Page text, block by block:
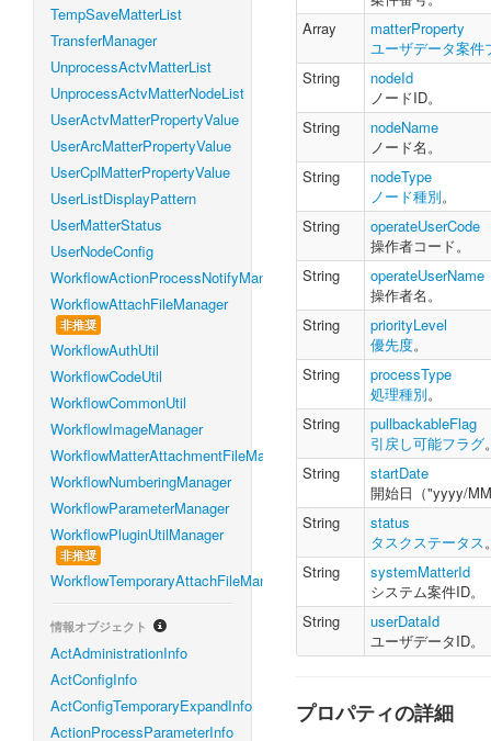
TempSaveMatterList
TransferManager
UnprocessActvMatterList
UnprocessActvMatterNodeList
UserActvMatterPropertyValue
UserArcMatterPropertyValue
UserCplMatterPropertyValue
UserListDisplayPattern
UserMatterStatus
UserNodeConfig
WorkflowActionProcessNotifyManager
WorkflowAttachFileManager
非推奨
WorkflowAuthUtil
WorkflowCodeUtil
WorkflowCommonUtil
WorkflowImageManager
WorkflowMatterAttachmentFileManager
WorkflowNumberingManager
WorkflowParameterManager
WorkflowPluginUtilManager
非推奨
WorkflowTemporaryAttachFileManager
情報オブジェクト
ActAdministrationInfo
ActConfigInfo
ActConfigTemporaryExpandInfo
ActionProcessParameterInfo
Array
matterProperty
ユーザデータ案件
String
nodeId
ノードID。
String
nodeName
ノード名。
String
nodeType
ノード種別。
String
operateUserCode
操作者コード。
String
operateUserName
操作者名。
String
priorityLevel
優先度。
String
processType
処理種別。
String
pullbackableFlag
引戻し可能フラグ
String
startDate
開始日（"yyyy/
String
status
タスクステータス
String
systemMatterId
システム案件ID。
String
userDataId
ユーザデータID。
プロパティの詳細